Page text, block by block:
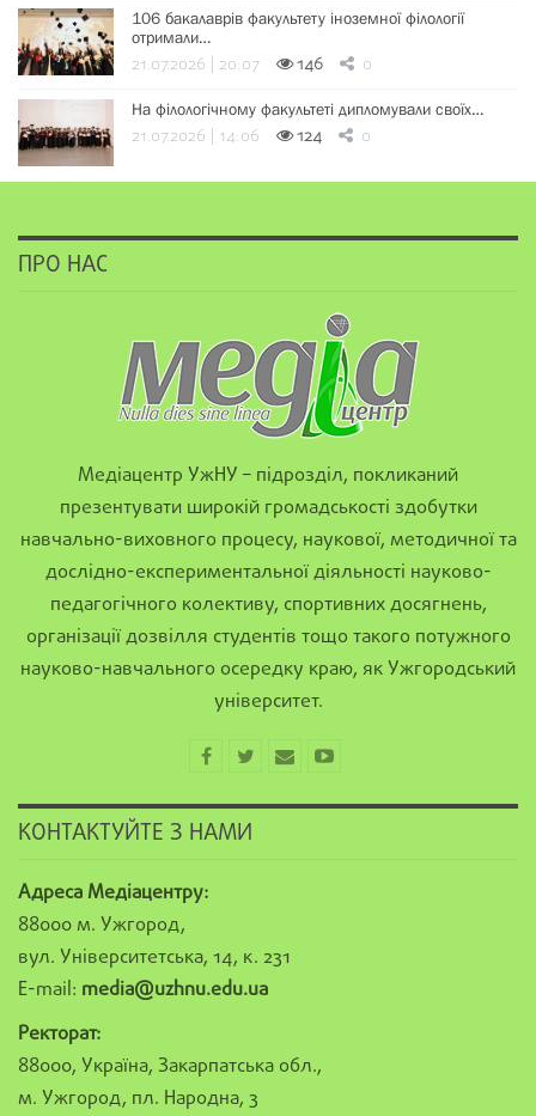
106 бакалаврів факультету іноземної філології
отримали…
21.07.2026 | 20:07 146 0
На філологічному факультеті дипломували своїх…
21.07.2026 | 14:06 124 0
ПРО НАС
Медіацентр УжНУ – підрозділ, покликаний
презентувати широкій громадськості здобутки
навчально-виховного процесу, наукової, методичної та
дослідно-експериментальної діяльності науково-
педагогічного колективу, спортивних досягнень,
організації дозвілля студентів тощо такого потужного
науково-навчального осередку краю, як Ужгородський
університет.
КОНТАКТУЙТЕ З НАМИ
Адреса Медіацентру:
88000 м. Ужгород,
вул. Університетська, 14, к. 231
E-mail: media@uzhnu.edu.ua
Ректорат:
88000, Україна, Закарпатська обл.,
м. Ужгород, пл. Народна, 3